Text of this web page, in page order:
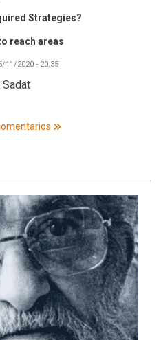
Strategies?
reach areas
11/2020 - 20:35
Sadat